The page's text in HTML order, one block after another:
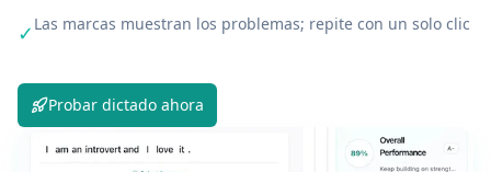
✓ Las marcas muestran los problemas; repite con un solo clic
Probar dictado ahora